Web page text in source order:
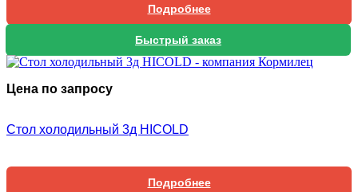
Подробнее
Быстрый заказ
Цена по запросу
Стол холодильный 3д HICOLD
Подробнее